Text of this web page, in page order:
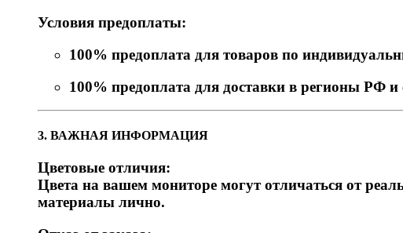
Условия предоплаты:
100% предоплата для товаров по
100% предоплата для доставки в регионы РФ
3. ВАЖНАЯ ИНФОРМАЦИЯ
Цветовые отличия:
Цвета на вашем мониторе могут отличаться от
материалы лично.